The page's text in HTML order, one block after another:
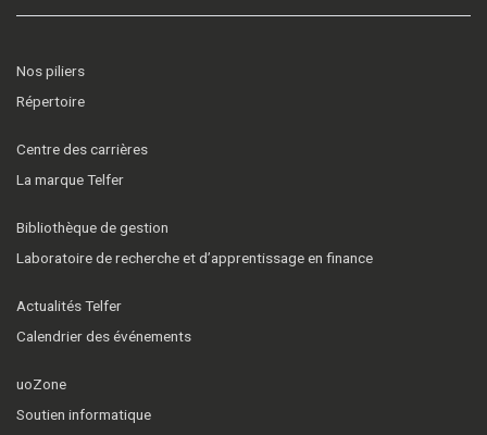
Nos piliers
Répertoire
Centre des carrières
La marque Telfer
Bibliothèque de gestion
Laboratoire de recherche et d’apprentissage en finance
Actualités Telfer
Calendrier des événements
uoZone
Soutien informatique